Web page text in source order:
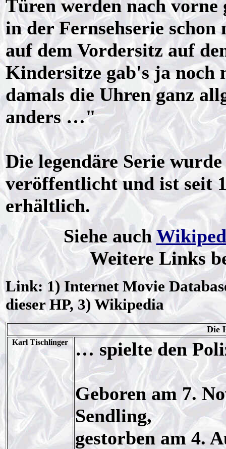
Türen werden nach
in der Fernsehserie
auf dem Vordersitz auf
Kindersitze gab's ja
damals die Uhren ganz
anders …"
Die legendäre Serie
veröffentlicht und ist seit
erhältlich.
Siehe auch
Weitere Links
Link: 1) Internet Movie
dieser HP, 3) Wikipedia
Die
Karl Tischlinger … spielte den
Geboren am 7.
Sendling,
gestorben am 4.